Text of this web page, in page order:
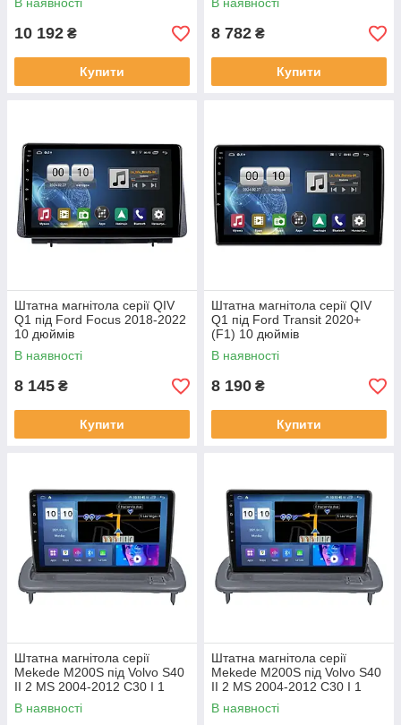
В наявності
10 192 ₴
Купити
В наявності
8 782 ₴
Купити
Штатна магнітола серії QIV
Q1 під Ford Focus 2018-2022
10 дюймів
В наявності
8 145 ₴
Купити
Штатна магнітола серії QIV
Q1 під Ford Transit 2020+
(F1) 10 дюймів
В наявності
8 190 ₴
Купити
Штатна магнітола серії
Mekede M200S під Volvo S40
II 2 MS 2004-2012 C30 I 1
2006-2013 C70 II 2 2005-2013
(W1)
В наявності
Штатна магнітола серії
Mekede M200S під Volvo S40
II 2 MS 2004-2012 C30 I 1
2006-2013 C70 II 2 2005-2013
(W2)
В наявності